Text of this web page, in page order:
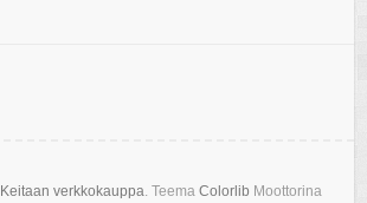
Keitaan verkkokauppa. Teema Colorlib Moottorina